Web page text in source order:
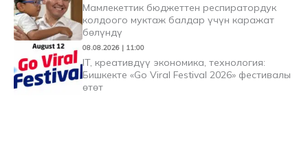
Мамлекеттик бюджеттен респиратордук
колдоого муктаж балдар үчүн каражат
бөлүндү
08.08.2026 | 11:00
IT, креативдүү экономика, технология:
Бишкекте «Go Viral Festival 2026» фестивалы
өтөт